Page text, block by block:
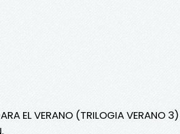
EL VERANO (TRILOGIA VERANO 3)